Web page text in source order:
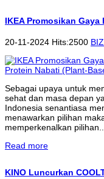
IKEA Promosikan
20-11-2024 Hits:2500
Sebagai upaya untuk
sehat dan masa depan
Indonesia senantiasa
menawarkan pilihan
memperkenalkan pilihan...
Read more
KINO Luncurkan